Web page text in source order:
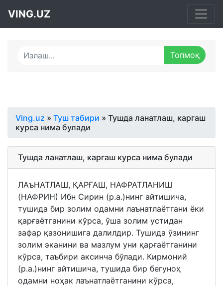
VING.UZ
Ving.uz » Туш табири » Тушда ланатлаш, каргаш
курса нима булади
Тушда ланатлаш, каргаш курса нима булади
ЛАъНАТЛАШ, ҚАРҒАШ, НАФРАТЛАНИШ
(НАФРИН) Ибн Сирин (р.а.)нинг айтишича,
тушида бир золим одамни лаънатлаётгани ёки
қарғаётганини кўрса, ўша золим устидан
зафар қазонишига далилдир. Тушида ўзининг
золим эканини ва мазлум уни қарғаётганини
кўрса, таъбири аксинча бўлади. Кирмоний
(р.а.)нинг айтишича, тушида бир бегуноҳ
одамни ноҳак лаънатлаётганини кўрса,